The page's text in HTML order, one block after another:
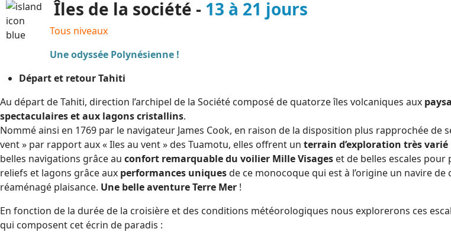
Îles de la société - 13 à 21 jours
Tous niveaux
Une odyssée Polynésienne !
Départ et retour Tahiti
Au départ de Tahiti, direction l’archipel de la Société composé de quatorze îles volcaniques aux
spectaculaires et aux lagons cristallins.
Nommé ainsi en 1769 par le navigateur James Cook, en raison de la disposition plus rapprochée de
vent » par rapport aux « Iles au vent » des Tuamotu, elles offrent un terrain d’exploration très varié
belles navigations grâce au confort remarquable du voilier Mille Visages et de belles escales pour
reliefs et lagons grâce aux performances uniquesde ce monocoque qui est à l’origine un navire de
réaménagé plaisance. Une belle aventure Terre Mer !
En fonction de la durée de la croisière et des conditions météorologiques nous explorerons ces
qui composent cet écrin de paradis :